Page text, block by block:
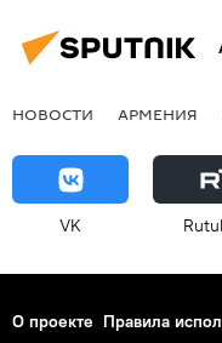
НОВОСТИ АРМЕНИЯ
VK
О проекте Правила